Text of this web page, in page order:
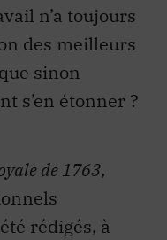
n’a toujours
des meilleurs
sinon
s’en étonner ?
de 1763,
rédigés, à